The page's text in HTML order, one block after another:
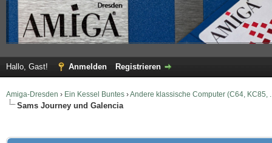
Hallo, Gast! Anmelden Registrieren
Amiga-Dresden › Ein Kessel Buntes ›Andere klassische Computer (C64, KC85,
Sams Journey und Galencia